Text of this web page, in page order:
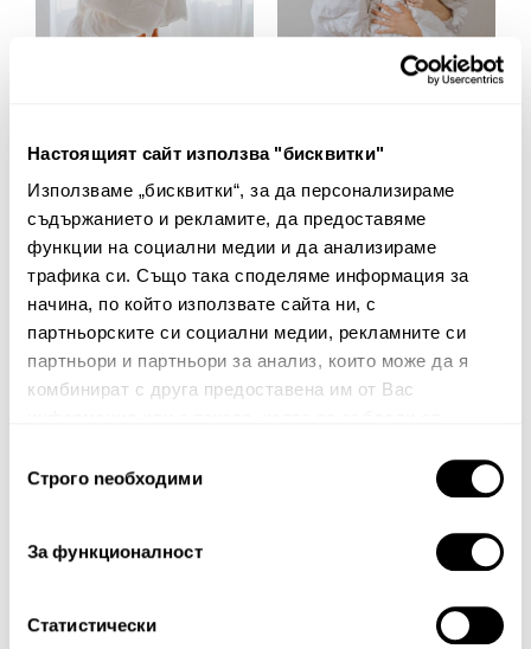
Настоящият сайт използва "бисквитки"
Използваме „бисквитки“, за да персонализираме
съдържанието и рекламите, да предоставяме
функции на социални медии и да анализираме
трафика си. Също така споделяме информация за
начина, по който използвате сайта ни, с
партньорските си социални медии, рекламните си
партньори и партньори за анализ, които може да я
комбинират с друга предоставена им от Вас
наСтрого nеобходими
За функционалност
Статистически
Пухен юрган Vancuver110
169.00€ 330.54лв.
118.30€ 231.37лв.
Пухен юрган Vancuver200
210.00€ 410.72лв.
147.00€ 287.51лв.
Бюлетин
Абонирайте се сега, за да сте в крак с
нашите новини и ексклузивни оферти.
Абонирай